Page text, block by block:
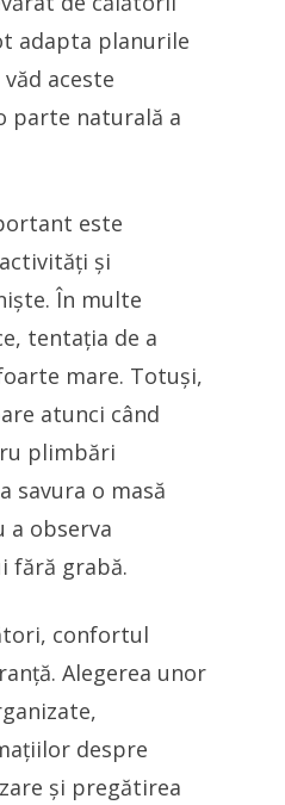
adapta planurile
aceste
parte naturală a
este
și
În multe
tentația de a
mare. Totuși,
atunci când
plimbări
savura o masă
a observa
fără grabă.
confortul
Alegerea unor
despre
și pregătirea